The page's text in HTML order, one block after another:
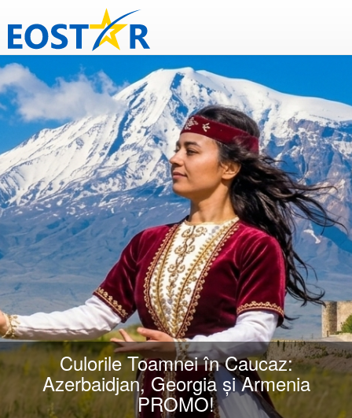
Culorile Toamnei în Caucaz:
Azerbaidjan, Georgia și Armenia
PROMO!